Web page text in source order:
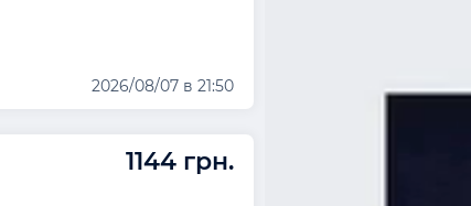
2026/08/07 в 21:50
1144 грн.